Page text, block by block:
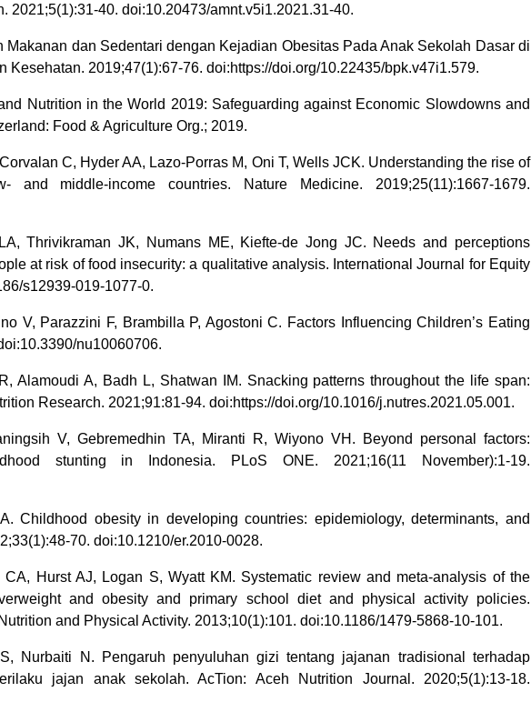
2021;5(1):31-40. doi:10.20473/amnt.v5i1.2021.31-40.
Makanan dan Sedentari dengan Kejadian Obesitas Pada Anak Sekolah Dasar di
Kesehatan. 2019;47(1):67-76. doi:https://doi.org/10.22435/bpk.v47i1.579.
Nutrition in the World 2019: Safeguarding against Economic Slowdowns and
Food & Agriculture Org.; 2019.
C, Hyder AA, Lazo-Porras M, Oni T, Wells JCK. Understanding the rise of
and middle-income countries. Nature Medicine. 2019;25(11):1667-1679.
Thrivikraman JK, Numans ME, Kiefte-de Jong JC. Needs and perceptions
at risk of food insecurity: a qualitative analysis. International Journal for Equity
s12939-019-1077-0.
V, Parazzini F, Brambilla P, Agostoni C. Factors Influencing Children’s Eating
nu10060706.
Alamoudi A, Badh L, Shatwan IM. Snacking patterns throughout the life span:
Research. 2021;91:81-94. doi:https://doi.org/10.1016/j.nutres.2021.05.001.
V, Gebremedhin TA, Miranti R, Wiyono VH. Beyond personal factors:
stunting in Indonesia. PLoS ONE. 2021;16(11 November):1-19.
Childhood obesity in developing countries: epidemiology, determinants, and
70. doi:10.1210/er.2010-0028.
Hurst AJ, Logan S, Wyatt KM. Systematic review and meta-analysis of the
and obesity and primary school diet and physical activity policies.
and Physical Activity. 2013;10(1):101. doi:10.1186/1479-5868-10-101.
Nurbaiti N. Pengaruh penyuluhan gizi tentang jajanan tradisional terhadap
jajan anak sekolah. AcTion: Aceh Nutrition Journal. 2020;5(1):13-18.